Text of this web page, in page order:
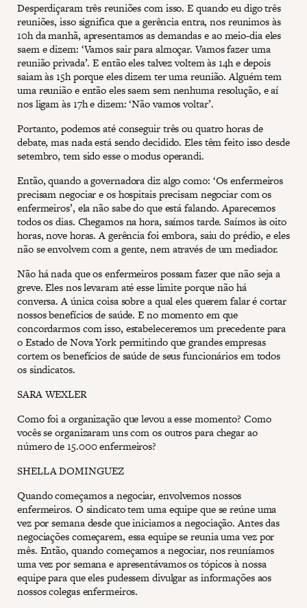
Desperdiçaram três reuniões com isso. E quando eu digo três
reuniões, isso significa que a gerência entra, nos reunimos às
10h da manhã, apresentamos as demandas e ao meio-dia eles
saem e dizem: ‘Vamos sair para almoçar. Vamos fazer uma
reunião privada’. E então eles talvez voltem às 14h e depois
saiam às 15h porque eles dizem ter uma reunião. Alguém tem
uma reunião e então eles saem sem nenhuma resolução, e aí
nos ligam às 17h e dizem: ‘Não vamos voltar’.
Portanto, podemos até conseguir três ou quatro horas de
debate, mas nada está sendo decidido. Eles têm feito isso desde
setembro, tem sido esse o modus operandi.
Então, quando a governadora diz algo como: ‘Os enfermeiros
precisam negociar e os hospitais precisam negociar com os
enfermeiros’, ela não sabe do que está falando. Aparecemos
todos os dias. Chegamos na hora, saímos tarde. Saímos às oito
horas, nove horas. A gerência foi embora, saiu do prédio, e eles
não se envolvem com a gente, nem através de um mediador.
Não há nada que os enfermeiros possam fazer que não seja a
greve. Eles nos levaram até esse limite porque não há
conversa. A única coisa sobre a qual eles querem falar é cortar
nossos benefícios de saúde. E no momento em que
concordarmos com isso, estabeleceremos um precedente para
o Estado de Nova York permitindo que grandes empresas
cortem os benefícios de saúde de seus funcionários em todos
os sindicatos.
SARA WEXLER
Como foi a organização que levou a esse momento? Como
vocês se organizaram uns com os outros para chegar ao
número de 15.000 enfermeiros?
SHELLA DOMINGUEZ
Quando começamos a negociar, envolvemos nossos
enfermeiros. O sindicato tem uma equipe que se reúne uma
vez por semana desde que iniciamos a negociação. Antes das
negociações começarem, essa equipe se reunia uma vez por
mês. Então, quando começamos a negociar, nos reuníamos
uma vez por semana e apresentávamos os tópicos à nossa
equipe para que eles pudessem divulgar as informações aos
nossos colegas enfermeiros.